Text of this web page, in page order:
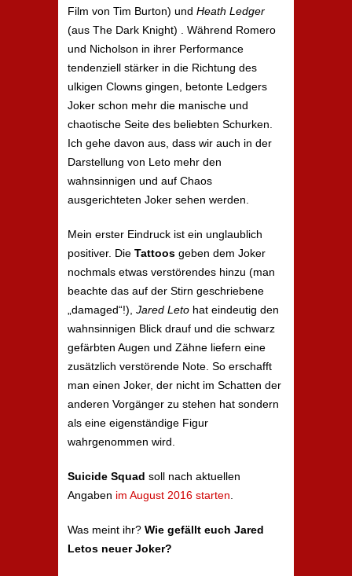
Film von Tim Burton) und Heath Ledger
(aus The Dark Knight) . Während Romero
und Nicholson in ihrer Performance
tendenziell stärker in die Richtung des
ulkigen Clowns gingen, betonte Ledgers
Joker schon mehr die manische und
chaotische Seite des beliebten Schurken.
Ich gehe davon aus, dass wir auch in der
Darstellung von Leto mehr den
wahnsinnigen und auf Chaos
ausgerichteten Joker sehen werden.
Mein erster Eindruck ist ein unglaublich
positiver. Die Tattoos geben dem Joker
nochmals etwas verstörendes hinzu (man
beachte das auf der Stirn geschriebene
„damaged“!), Jared Leto hat eindeutig den
wahnsinnigen Blick drauf und die schwarz
gefärbten Augen und Zähne liefern eine
zusätzlich verstörende Note. So erschafft
man einen Joker, der nicht im Schatten der
anderen Vorgänger zu stehen hat sondern
als eine eigenständige Figur
wahrgenommen wird.
Suicide Squad soll nach aktuellen
Angaben im August 2016 starten
Was meint ihr? Wie gefällt euch Jared
Letos neuer Joker?